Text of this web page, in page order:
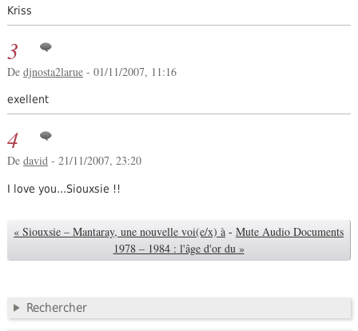
Kriss
3
De djnosta2larue- 01/11/2007, 11:16
exellent
4
De david- 21/11/2007, 23:20
I love you...Siouxsie !!
« Siouxsie – Mantaray, une nouvelle voi(e/x) à - Mute Audio Documents
1978 – 1984 : l'âge d'or du »
Rechercher